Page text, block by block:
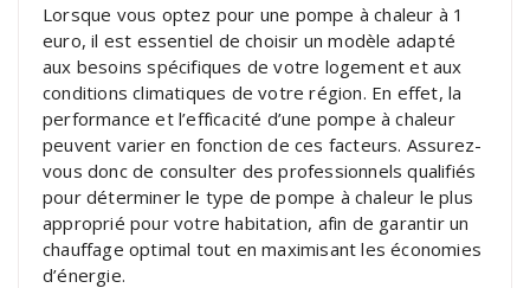
Lorsque vous optez pour une pompe à chaleur à 1
euro, il est essentiel de choisir un modèle adapté
aux besoins spécifiques de votre logement et aux
conditions climatiques de votre région. En effet, la
performance et l’efficacité d’une pompe à chaleur
peuvent varier en fonction de ces facteurs. Assurez-
vous donc de consulter des professionnels qualifiés
pour déterminer le type de pompe à chaleur le plus
approprié pour votre habitation, afin de garantir un
chauffage optimal tout en maximisant les économies
d’énergie.